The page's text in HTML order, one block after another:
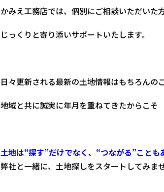
かみえ工務店では、個別にご相談いただいた
じっくりと寄り添いサポートいたします。
日々更新される最新の土地情報はもちろんの
地域と共に誠実に年月を重ねてきたからこそ
土地は“探す”だけでなく、“つながる”ことも
弊社と一緒に、土地探しをスタートしてみま